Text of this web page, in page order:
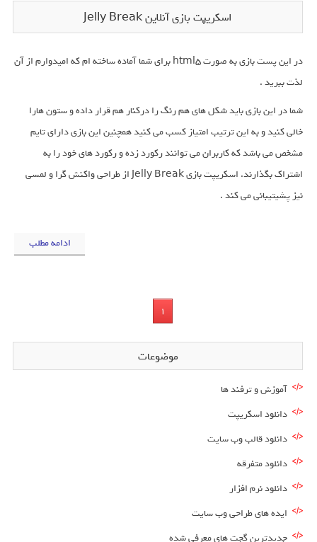
اسکریپت بازی آنلاین Jelly Break
در این پست بازی به صورت html5 برای شما آماده ساخته ام که امیدوارم از آن
لذت ببرید .
شما در این بازی باید شکل های هم رنگ را درکنار هم قرار داده و ستون هارا
خالی کنید و به این ترتیب امتیاز کسب می کنید همچنین این بازی دارای تایم
مشخص می باشد که کاربران می توانند رکورد زده و رکورد های خود را به
اشتراک بگذارند. اسکریپت بازی Jelly Break از طراحی واکنش گرا و لمسی
نیز پشیتیبانی می کند .
ادامه مطلب
1
موضوعات
آموزش و ترفند ها
دانلود اسکریپت
دانلود قالب وب سایت
دانلود متفرقه
دانلود نرم افزار
ایده های طراحی وب سایت
جدیدترین گجت های معرفی شده